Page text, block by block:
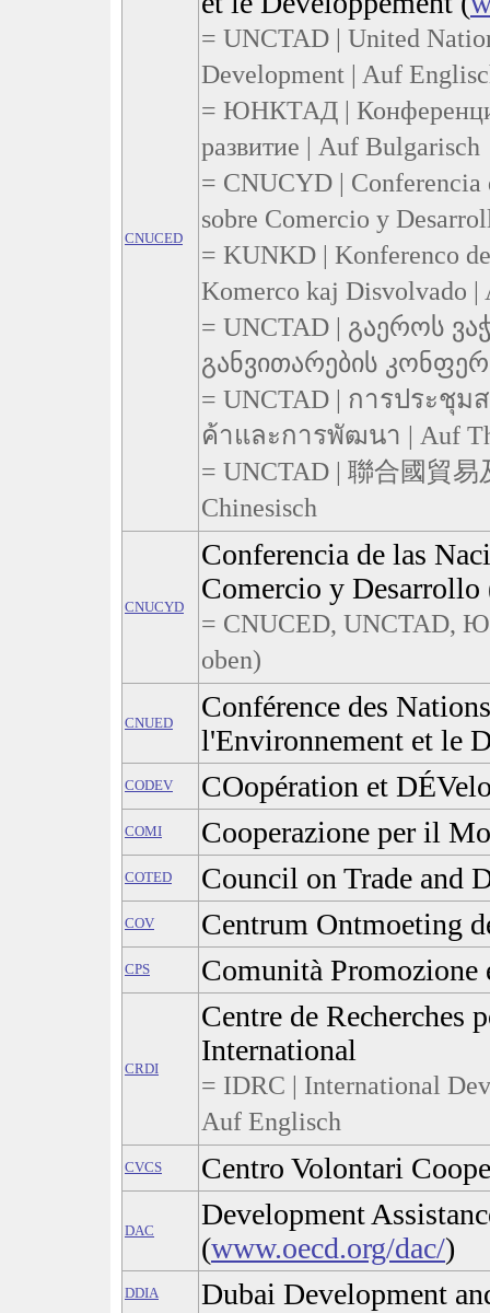
CNUCED
= UNCTAD | United
Development | Auf
= ЮНКТАД |
развитие | Auf Bulgarisch
= CNUCYD | Conferencia
sobre Comercio y
= KUNKD | Konferenco
Komerco kaj Disvolvado |
= UNCTAD | გაეროს
განვითარების
= UNCTAD | การประชุ
ค้าและการพัฒนา | Auf
= UNCTAD | 聯合國貿
Chinesisch
CNUCYD
Conferencia de las
Comercio y Desarrollo
= CNUCED, UNCTAD,
oben)
CNUED
Conférence des
l'Environnement et le
CODEV COopération et
COMI Cooperazione per il
COTED Council on Trade and
COV Centrum Ontmoeting
CPS Comunità Promozione
CRDI
Centre de Recherches
International
= IDRC | International
Auf Englisch
CVCS Centro Volontari
DAC
Development
(www.oecd.org/dac/)
DDIA Dubai Development